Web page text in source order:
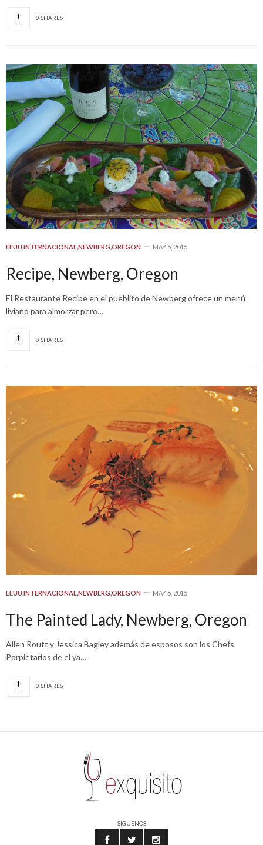
0 SHARES
EEUU,INTERNACIONAL,NEWBERG,OREGON MAY 5, 2015
Recipe, Newberg, Oregon
El Restaurante Recipe en el pueblito de Newberg ofrece un menú
liviano para almorzar pero…
0 SHARES
EEUU,INTERNACIONAL,NEWBERG,OREGON MAY 5, 2015
The Painted Lady, Newberg, Oregon
Allen Routt y Jessica Bagley además de esposos son los Chefs
Porpietarios de el ya…
0 SHARES
SÍGUENOS